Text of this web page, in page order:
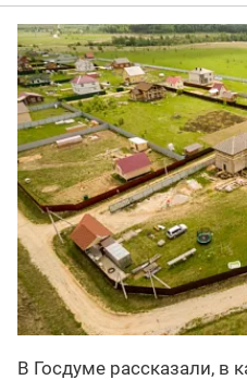
В Госдуме рассказали, в